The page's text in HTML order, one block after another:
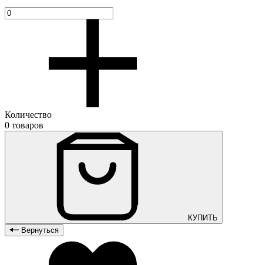
Количество
0 товаров
КУПИТЬ
Вернуться